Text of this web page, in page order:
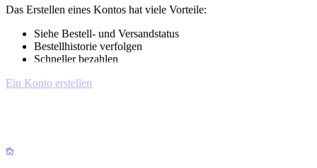
Das Erstellen eines Kontos hat viele Vorteile:
Siehe Bestell- und Versandstatus
Bestellhistorie verfolgen
Schneller bezahlen
Ein Konto erstellen